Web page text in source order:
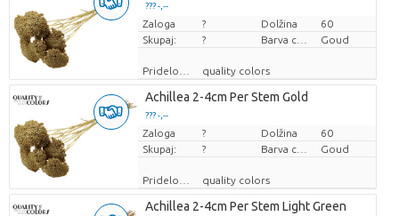
??? -,--
Cena za kos
Zaloga ? Dolžina
60
Skupaj:
? Goud
quality colors
Achillea 2-4cm Per Stem Gold
??? -,--
Cena za kos
Zaloga ? Dolžina
60
Skupaj:
? Goud
quality colors
Achillea 2-4cm Per Stem Light Green